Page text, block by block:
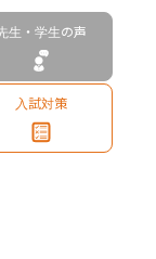
生・学生の声
入試対策